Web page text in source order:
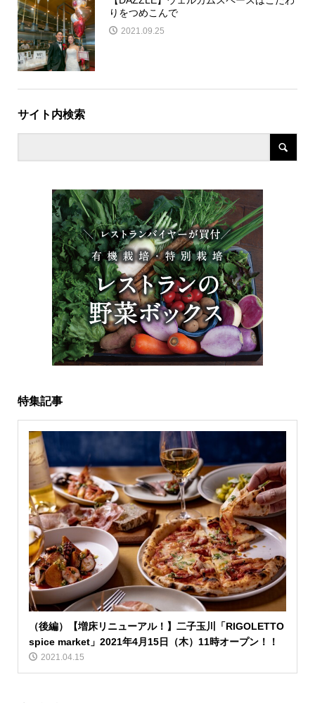
りをつめこんで
2021.09.25
サイト内検索
特集記事
（後編）【増床リニューアル！】二子玉川「RIGOLETTO
spice market」2021年4月15日（木）11時オープン！！
2021.04.15